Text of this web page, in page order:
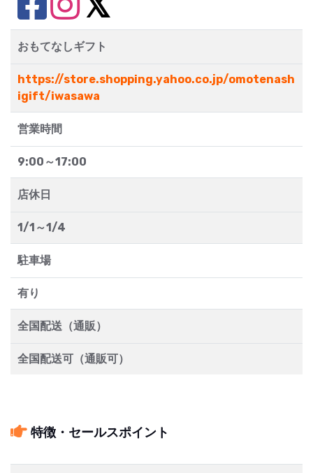
おもてなしギフト
https://store.shopping.yahoo.co.jp/omotenash
igift/iwasawa
営業時間
9:00～17:00
店休日
1/1～1/4
駐車場
有り
全国配送（通販）
全国配送可（通販可）
特徴・セールスポイント